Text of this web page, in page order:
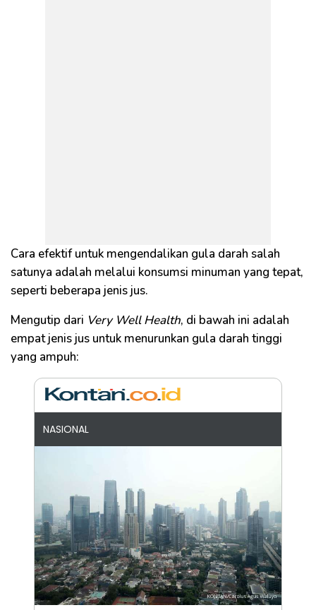
Cara efektif untuk mengendalikan gula darah salah
satunya adalah melalui konsumsi minuman yang tepat,
seperti beberapa jenis jus.
Mengutip dari Very Well Health, di bawah ini adalah
empat jenis jus untuk menurunkan gula darah tinggi
yang ampuh:
NASIONAL